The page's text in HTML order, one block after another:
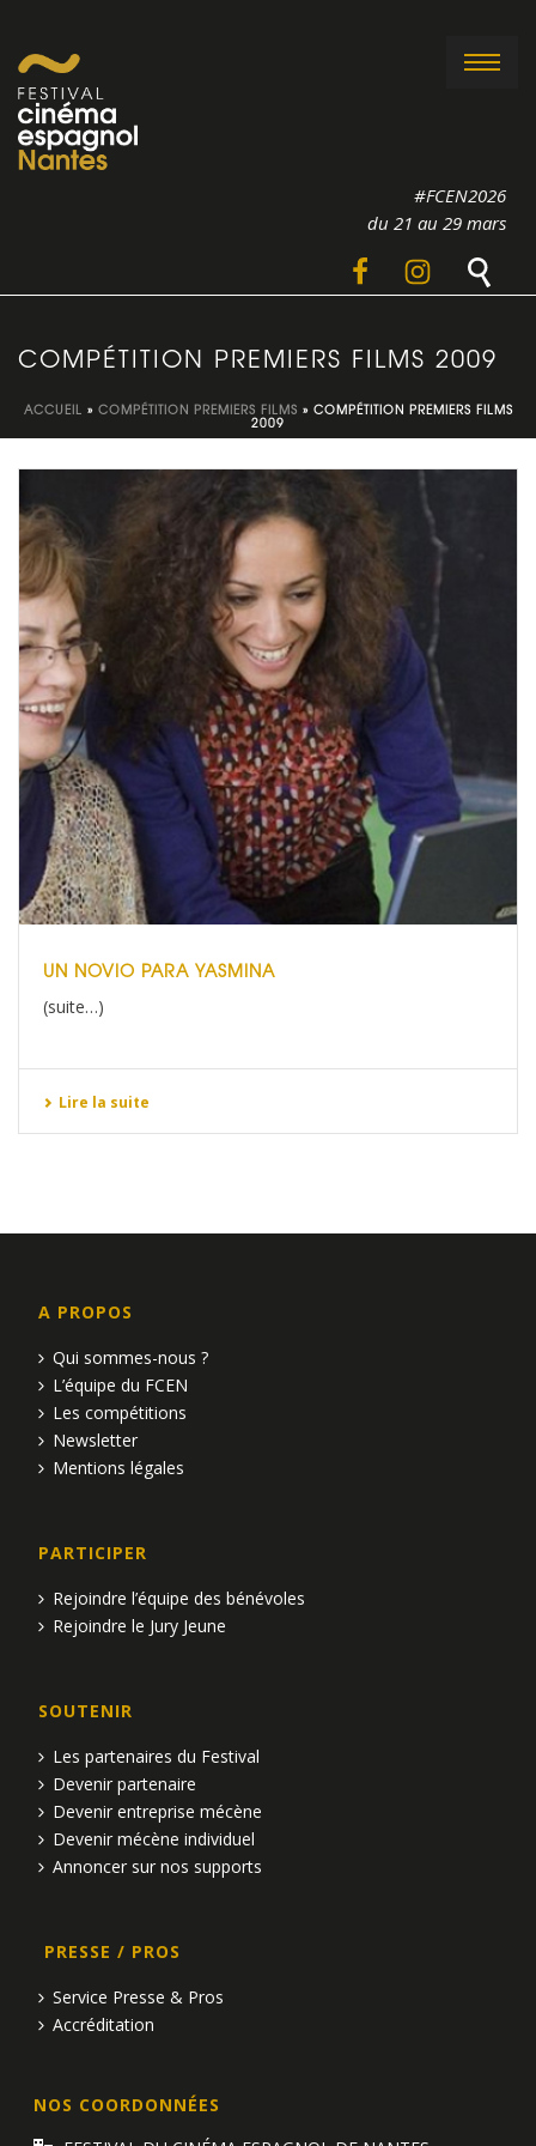
#FCEN2026
du 21 au 29 mars
COMPÉTITION PREMIERS FILMS 2009
ACCUEIL » COMPÉTITION PREMIERS FILMS » COMPÉTITION PREMIERS FILMS
2009
UN NOVIO PARA YASMINA
(suite…)
Lire la suite
A PROPOS
Qui sommes-nous ?
L’équipe du FCEN
Les compétitions
Newsletter
Mentions légales
PARTICIPER
Rejoindre l’équipe des bénévoles
Rejoindre le Jury Jeune
SOUTENIR
Les partenaires du Festival
Devenir partenaire
Devenir entreprise mécène
Devenir mécène individuel
Annoncer sur nos supports
PRESSE / PROS
Service Presse & Pros
Accréditation
NOS COORDONNÉES